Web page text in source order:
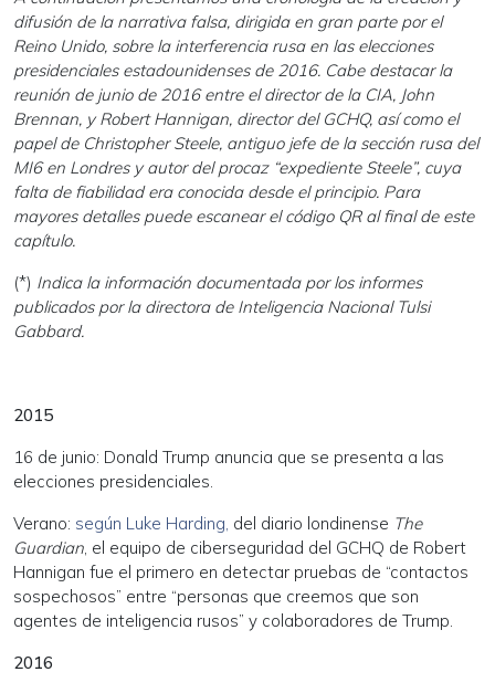
difusión de la narrativa falsa, dirigida en gran parte por el
Reino Unido, sobre la interferencia rusa en las elecciones
presidenciales estadounidenses de 2016. Cabe destacar la
reunión de junio de 2016 entre el director de la CIA, John
Brennan, y Robert Hannigan, director del GCHQ, así como el
papel de Christopher Steele, antiguo jefe de la sección rusa del
MI6 en Londres y autor del procaz “expediente Steele”, cuya
falta de fiabilidad era conocida desde el principio. Para
mayores detalles puede escanear el código QR al final de este
capítulo.
(*) Indica la información documentada por los informes
publicados por la directora de Inteligencia Nacional Tulsi
Gabbard.
2015
16 de junio: Donald Trump anuncia que se presenta a las
elecciones presidenciales.
Verano: según Luke Harding, del diario londinense The
Guardian, el equipo de ciberseguridad del GCHQ de Robert
Hannigan fue el primero en detectar pruebas de “contactos
sospechosos” entre “personas que creemos que son
agentes de inteligencia rusos” y colaboradores de Trump.
2016